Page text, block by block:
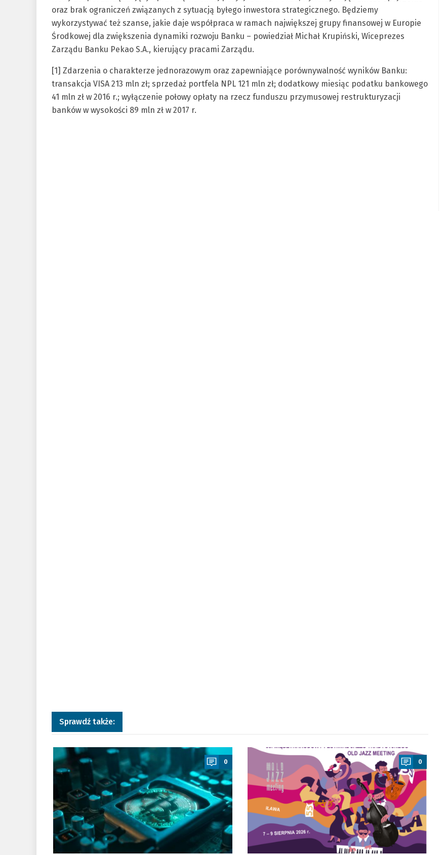
oraz brak ograniczeń związanych z sytuacją byłego inwestora strategicznego. Będziemy
wykorzystywać też szanse, jakie daje współpraca w ramach największej grupy finansowej w Europie
Środkowej dla zwiększenia dynamiki rozwoju Banku – powiedział Michał Krupiński, Wiceprezes
Zarządu Banku Pekao S.A., kierujący pracami Zarządu.
[1] Zdarzenia o charakterze jednorazowym oraz zapewniające porównywalność wyników Banku:
transakcja VISA 213 mln zł; sprzedaż portfela NPL 121 mln zł; dodatkowy miesiąc podatku bankowego
41 mln zł w 2016 r.; wyłączenie połowy opłaty na rzecz funduszu przymusowej restrukturyzacji
banków w wysokości 89 mln zł w 2017 r.
Sprawdź także:
a
0
a
0